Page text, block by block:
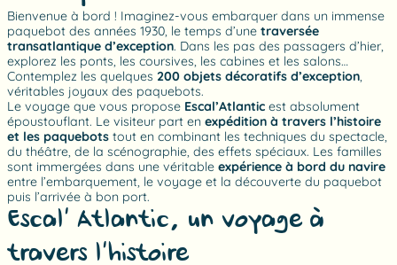
Bienvenue à bord ! Imaginez-vous embarquer dans un immense
paquebot des années 1930, le temps d’une traversée
transatlantique d’exception. Dans les pas des passagers d’hier,
explorez les ponts, les coursives, les cabines et les salons…
Contemplez les quelques 200 objets décoratifs d’exception,
véritables joyaux des paquebots.
Le voyage que vous propose Escal’Atlantic est absolument
époustouflant. Le visiteur part en expédition à travers l’histoire
et les paquebots tout en combinant les techniques du spectacle,
du théâtre, de la scénographie, des effets spéciaux. Les familles
sont immergées dans une véritable expérience à bord du navire
entre l’embarquement, le voyage et la découverte du paquebot
puis l’arrivée à bon port.
Escal’ Atlantic, un voyage à
travers l’histoire